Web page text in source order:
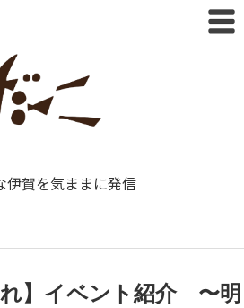
伊賀を気ままに発信
れ】イベント紹介 〜明